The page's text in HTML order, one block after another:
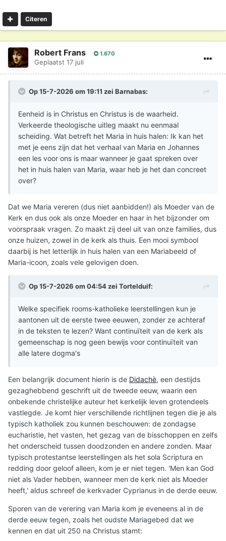
Citeren
Robert Frans 1.670
Geplaatst 17 juli
Op 15-7-2026 om 19:11 zei Barnabas:
Eenheid is in Christus en Christus is de waarheid.
Verkeerde theologische uitleg maakt nu eenmaal
scheiding. Wat betreft het Maria in huis halen: Ik kan het
met je eens zijn dat het verhaal van Maria en Johannes
een les voor ons is maar wanneer je gaat spreken over
het in huis halen van Maria, waar heb je het dan concreet
over?
Dat we Maria vereren (dus niet aanbidden!) als Moeder van de
Kerk en dus ook als onze Moeder en haar in het bijzonder om
voorspraak vragen. Zo maakt zij deel uit van onze families, dus
onze huizen, zowel in de kerk als thuis. Een mooi symbool
daarbij is het letterlijk in huis halen van een Mariabeeld of
Maria-icoon, zoals vele gelovigen doen.
Op 15-7-2026 om 04:54 zei Tortelduif:
Welke specifiek rooms-katholieke leerstellingen kun je
aantonen uit de eerste twee eeuwen, zonder ze achteraf
in de teksten te lezen? Want continuïteit van de kerk als
gemeenschap is nog geen bewijs voor continuïteit van
alle latere dogma's
Een belangrijk document hierin is de Didachè, een destijds
gezaghebbend geschrift uit de tweede eeuw, waarin een
onbekende christelijke auteur het kerkelijk leven grotendeels
vastlegde. Je komt hier verschillende richtlijnen tegen die je als
typisch katholiek zou kunnen beschouwen: de zondagse
eucharistie, het vasten, het gezag van de bisschoppen en zelfs
het onderscheid tussen doodzonden en andere zonden. Maar
typisch protestantse leerstellingen als het sola Scriptura en
redding door geloof alleen, kom je er niet tegen. 'Men kan God
niet als Vader hebben, wanneer men de kerk niet als Moeder
heeft,' aldus schreef de kerkvader Cyprianus in de derde eeuw.
Sporen van de verering van Maria kom je eveneens al in de
derde eeuw tegen, zoals het oudste Mariagebed dat we
kennen en dat uit 250 na Christus stamt: